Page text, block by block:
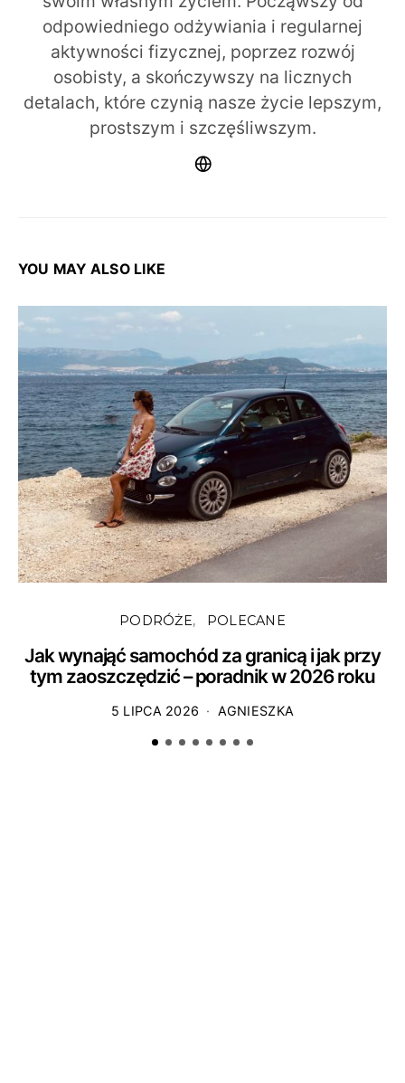
odpowiedniego odżywiania i regularnej
aktywności fizycznej, poprzez rozwój
osobisty, a skończywszy na licznych
detalach, które czynią nasze życie lepszym,
prostszym i szczęśliwszym.
YOU MAY ALSO LIKE
PODRÓŻE POLECANE
Jak wynająć samochód za granicą i jak przy
tym zaoszczędzić – poradnik w 2026 roku
5 LIPCA 2026 AGNIESZKA